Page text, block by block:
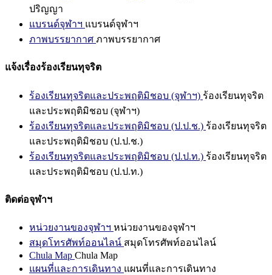
ปริญญา
แบรนด์จุฬาฯ แบรนด์จุฬาฯ
ภาพบรรยากาศ ภาพบรรยากาศ
แจ้งเรื่องร้องเรียนทุจริต
ร้องเรียนทุจริตและประพฤติมิชอบ (จุฬาฯ) ร้องเรียนทุจริต
และประพฤติมิชอบ (จุฬาฯ)
ร้องเรียนทุจริตและประพฤติมิชอบ (ป.ป.ช.) ร้องเรียนทุจริต
และประพฤติมิชอบ (ป.ป.ช.)
ร้องเรียนทุจริตและประพฤติมิชอบ (ป.ป.ท.) ร้องเรียนทุจริต
และประพฤติมิชอบ (ป.ป.ท.)
ติดต่อจุฬาฯ
หน่วยงานของจุฬาฯ หน่วยงานของจุฬาฯ
สมุดโทรศัพท์ออนไลน์ สมุดโทรศัพท์ออนไลน์
Chula Map Chula Map
แผนที่และการเดินทาง แผนที่และการเดินทาง